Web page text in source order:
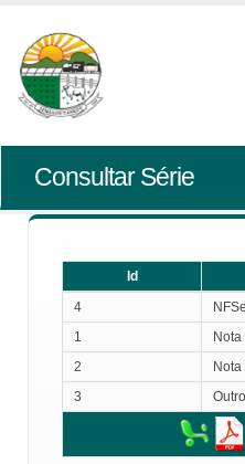
Consultar Série
Id
4
1
2
3